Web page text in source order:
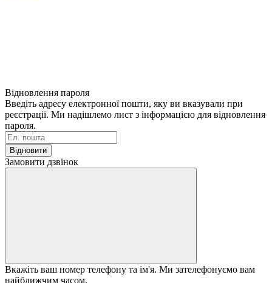
Відновлення пароля
Введіть адресу електронної пошти, яку ви вказували при
реєстрації. Ми надішлемо лист з інформацією для відновлення
пароля.
Відновити
Замовити дзвінок
Вкажіть ваш номер телефону та ім'я. Ми зателефонуємо вам
найближчим часом.